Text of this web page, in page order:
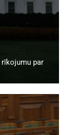
par